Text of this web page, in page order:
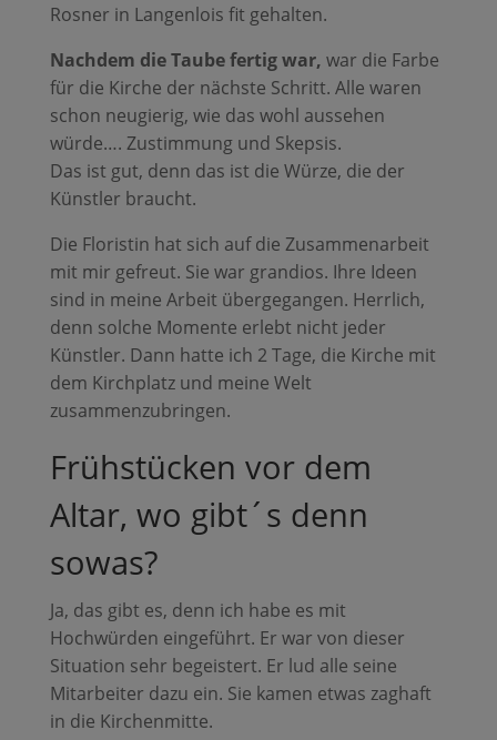
Rosner in Langenlois fit gehalten.
Nachdem die Taube fertig war, war die Farbe
für die Kirche der nächste Schritt. Alle waren
schon neugierig, wie das wohl aussehen
würde…. Zustimmung und Skepsis.
Das ist gut, denn das ist die Würze, die der
Künstler braucht.
Die Floristin hat sich auf die Zusammenarbeit
mit mir gefreut. Sie war grandios. Ihre Ideen
sind in meine Arbeit übergegangen. Herrlich,
denn solche Momente erlebt nicht jeder
Künstler. Dann hatte ich 2 Tage, die Kirche mit
dem Kirchplatz und meine Welt
zusammenzubringen.
Frühstücken vor dem
Altar, wo gibt´s denn
sowas?
Ja, das gibt es, denn ich habe es mit
Hochwürden eingeführt. Er war von dieser
Situation sehr begeistert. Er lud alle seine
Mitarbeiter dazu ein. Sie kamen etwas zaghaft
in die Kirchenmitte.